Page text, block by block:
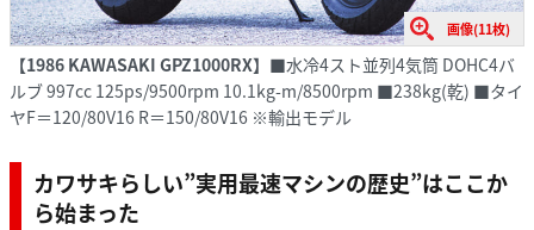
画像(11枚)
【1986 KAWASAKI GPZ1000RX】 ■水冷4スト並列4気筒 DOHC4バ
ルブ 997cc 125ps/9500rpm 10.1kg-m/8500rpm ■238kg(乾) ■タイ
ヤF＝120/80V16 R＝150/80V16 ※輸出モデル
カワサキらしい”実用最速マシンの歴史”はここか
ら始まった